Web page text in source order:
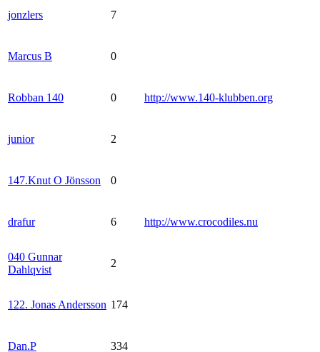
jonzlers 7
Marcus B 0
Robban 140 0 http://www.140-klubben.org
junior 2
147.Knut O Jönsson 0
drafur 6 http://www.crocodiles.nu
040 Gunnar
Dahlqvist
2
122. Jonas Andersson 174
Dan.P 334